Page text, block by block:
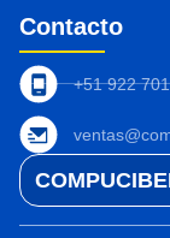
Contacto
+51 922